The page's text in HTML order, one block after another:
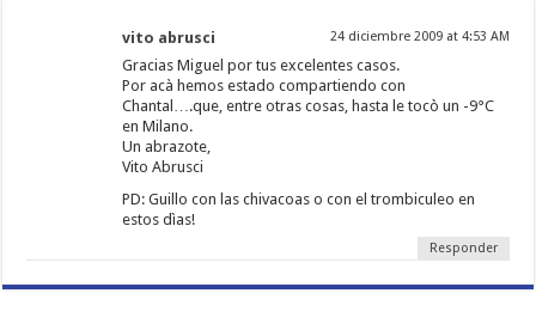
vito abrusci 24 diciembre 2009 at 4:53 AM
Gracias Miguel por tus excelentes casos.
Por acà hemos estado compartiendo con
Chantal….que, entre otras cosas, hasta le tocò un -9°C
en Milano.
Un abrazote,
Vito Abrusci
PD: Guillo con las chivacoas o con el trombiculeo en
estos dìas!
Responder